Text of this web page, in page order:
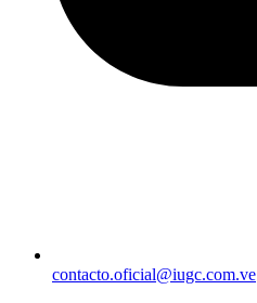
contacto.oficial@iugc.com.ve